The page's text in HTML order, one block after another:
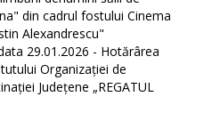
din cadrul fostului Cinema
Alexandrescu"
29.01.2026 - Hotărârea
Organizației de
Județene „REGATUL